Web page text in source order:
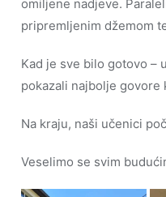
omiljene nadjeve.
pripremljenim džemom
Kad je sve bilo gotovo –
pokazali najbolje
Na kraju, naši učenici
Veselimo se svim